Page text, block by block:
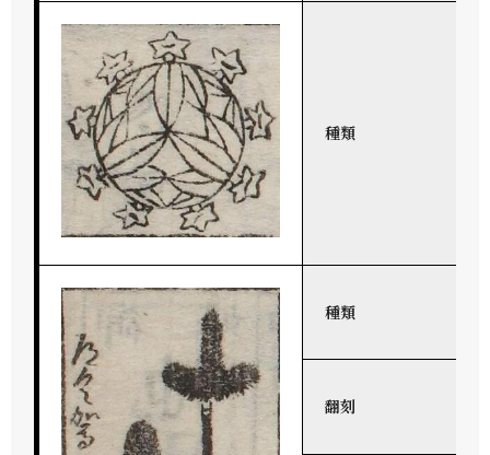
種類
種類
翻刻